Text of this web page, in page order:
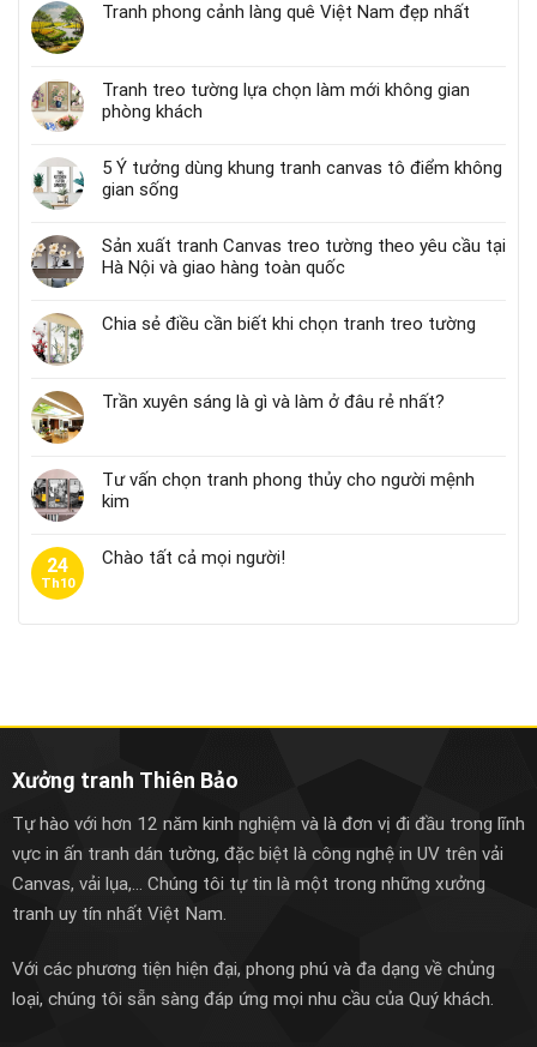
Tranh phong cảnh làng quê Việt Nam đẹp nhất
Tranh treo tường lựa chọn làm mới không gian
phòng khách
5 Ý tưởng dùng khung tranh canvas tô điểm không
gian sống
Sản xuất tranh Canvas treo tường theo yêu cầu tại
Hà Nội và giao hàng toàn quốc
Chia sẻ điều cần biết khi chọn tranh treo tường
Trần xuyên sáng là gì và làm ở đâu rẻ nhất?
Tư vấn chọn tranh phong thủy cho người mệnh
kim
24
Th10
Chào tất cả mọi người!
Xưởng tranh Thiên Bảo
Tự hào với hơn 12 năm kinh nghiệm và là đơn vị đi đầu trong lĩnh
vực in ấn tranh dán tường, đặc biệt là công nghệ in UV trên vải
Canvas, vải lụa,... Chúng tôi tự tin là một trong những xưởng
tranh uy tín nhất Việt Nam.
Với các phương tiện hiện đại, phong phú và đa dạng về chủng
loại, chúng tôi sẵn sàng đáp ứng mọi nhu cầu của Quý khách.